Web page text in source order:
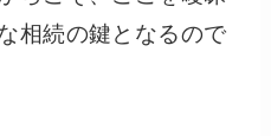
相続の鍵となるので